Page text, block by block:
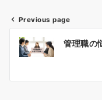
ビ
Previous page
管理職の